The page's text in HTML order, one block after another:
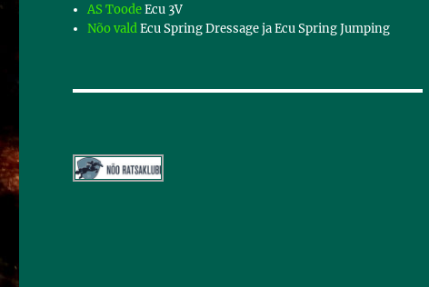
AS ToodeEcu 3V
Nõo valdEcu Spring Dressage ja Ecu Spring Jumping